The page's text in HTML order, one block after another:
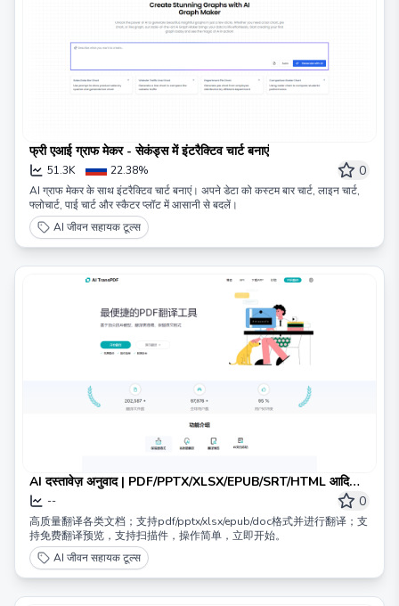
फ्री एआई ग्राफ मेकर - सेकंड्स में इंटरैक्टिव चार्ट बनाएं
51.3K 22.38% 0
AI ग्राफ मेकर के साथ इंटरैक्टिव चार्ट बनाएं। अपने डेटा को कस्टम बार चार्ट, लाइन चार्ट,
फ्लोचार्ट, पाई चार्ट और स्कैटर प्लॉट में आसानी से बदलें।
AI जीवन सहायक टूल्स
AI दस्तावेज़ अनुवाद | PDF/PPTX/XLSX/EPUB/SRT/HTML आदि
फ़ाइलों के लिए ऑनलाइन अनुवाद का समर्थन करता है
-- 0
高质量翻译各类文档；支持pdf/pptx/xlsx/epub/doc格式并进行翻译；支
持免费翻译预览，支持扫描件，操作简单，立即开始。
AI जीवन सहायक टूल्स